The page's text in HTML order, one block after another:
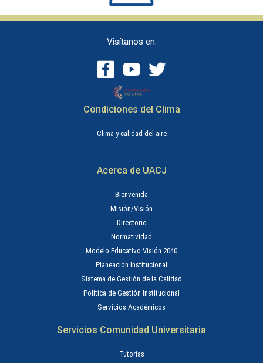
Visítanos en:
Condiciones del Clima
Clima y calidad del aire
Acerca de UACJ
Bienvenida
Misión/Visión
Directorio
Normatividad
Modelo Educativo Visión 2040
Planeación Institucional
Sistema de Gestión de la Calidad
Política de Gestión Institucional
Servicios Académicos
Servicios Comunidad Universitaria
Tutorías